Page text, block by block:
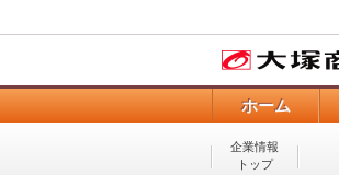
ホーム
企業情報
トップ